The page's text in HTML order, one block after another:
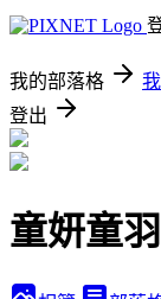
我的部落格
登出
童妍童羽